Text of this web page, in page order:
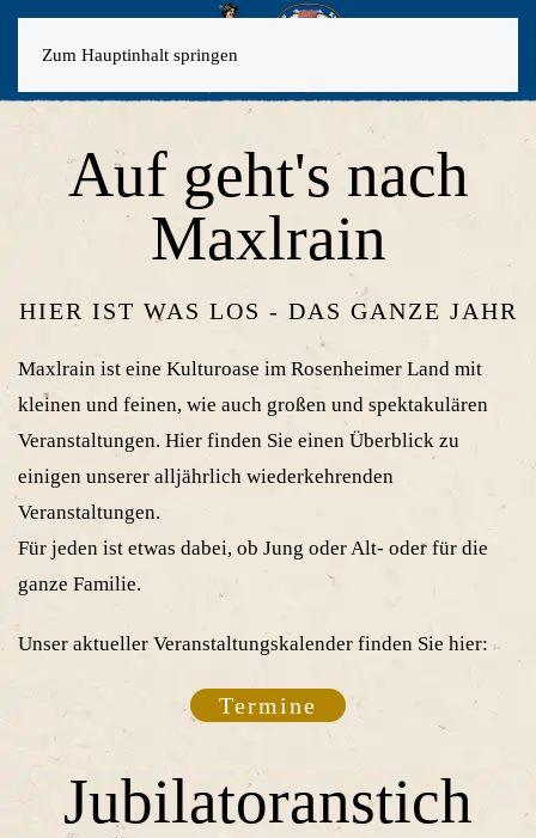
Zum Hauptinhalt springen
Auf geht's nach
Maxlrain
HIER IST WAS LOS - DAS GANZE JAHR
Maxlrain ist eine Kulturoase im Rosenheimer Land mit
kleinen und feinen, wie auch großen und spektakulären
Veranstaltungen. Hier finden Sie einen Überblick zu
einigen unserer alljährlich wiederkehrenden
Veranstaltungen.
Für jeden ist etwas dabei, ob Jung oder Alt- oder für die
ganze Familie.
Unser aktueller Veranstaltungskalender finden Sie hier:
Termine
Jubilatoranstich